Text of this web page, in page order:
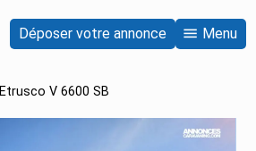
Déposer votre annonce Menu
Etrusco V 6600 SB